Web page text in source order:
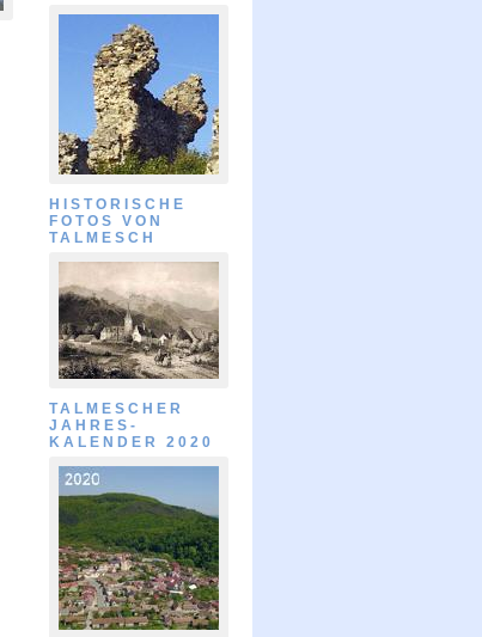
HISTORISCHE
FOTOS VON
TALMESCH
TALMESCHER
JAHRES-
KALENDER 2020